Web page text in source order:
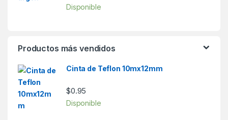
Disponible
Productos más vendidos
Cinta de Teflon 10mx12mm
$0.95
Disponible